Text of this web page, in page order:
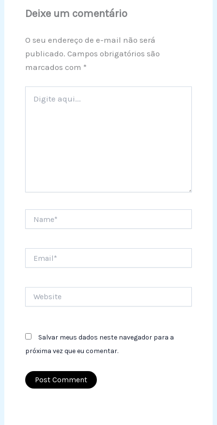
Deixe um comentário
O seu endereço de e-mail não será
publicado. Campos obrigatórios são
marcados com *
aqui...
Salvar meus dados neste navegador para a
próxima vez que eu comentar.